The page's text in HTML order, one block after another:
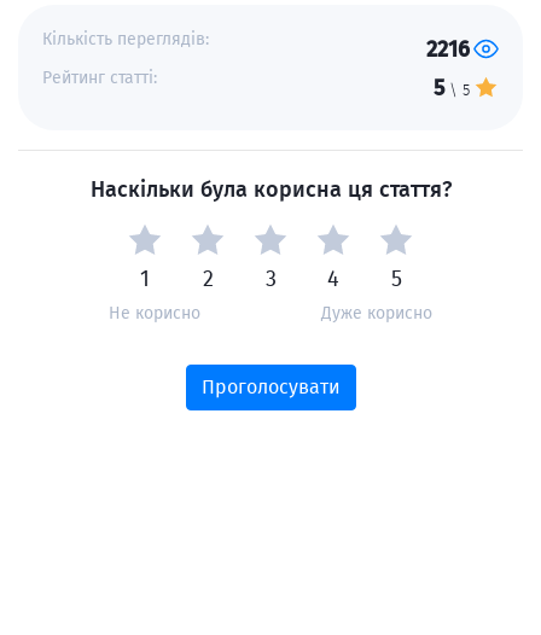
Кількість переглядів: 2216
Рейтинг статті: 5\ 5
Наскільки була корисна ця стаття?
1 2 3 4 5
Не корисно Дуже корисно
Проголосувати